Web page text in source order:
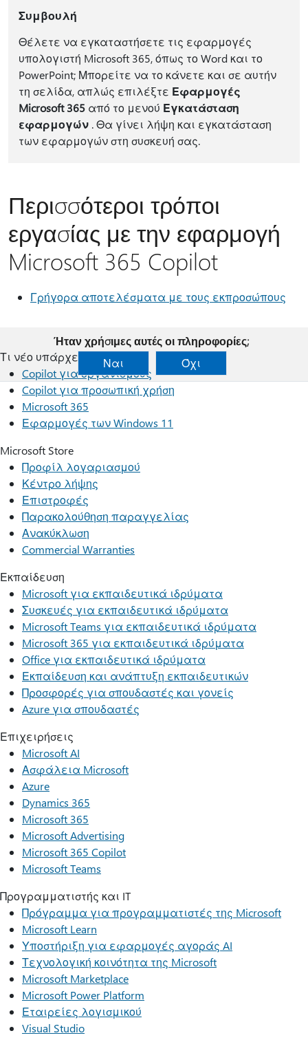
Συμβουλή
Θέλετε να εγκαταστήσετε τις εφαρμογές
υπολογιστή Microsoft 365, όπως το Word και το
PowerPoint; Μπορείτε να το κάνετε και σε αυτήν
τη σελίδα, απλώς επιλέξτε Εφαρμογές
Microsoft 365από το μενού Εγκατάσταση
εφαρμογών. Θα γίνει λήψη και εγκατάσταση
των εφαρμογών στη συσκευή σας.
Περισσότεροι τρόποι
εργασίας με την εφαρμογή
Microsoft 365 Copilot
Γρήγορα αποτελέσματα με τους εκπροσώπους
Ήταν χρήσιμες αυτές οι πληροφορίες;
Ναι
Όχι
Τι νέο υπάρχει
Copilot για οργανισμούς
Copilot για προσωπική χρήση
Microsoft 365
Εφαρμογές των Windows 11
Microsoft Store
Προφίλ λογαριασμού
Κέντρο λήψης
Επιστροφές
Παρακολούθηση παραγγελίας
Ανακύκλωση
Commercial Warranties
Εκπαίδευση
Microsoft για εκπαιδευτικά ιδρύματα
Συσκευές για εκπαιδευτικά ιδρύματα
Microsoft Teams για εκπαιδευτικά ιδρύματα
Microsoft 365 για εκπαιδευτικά ιδρύματα
Office για εκπαιδευτικά ιδρύματα
Εκπαίδευση και ανάπτυξη εκπαιδευτικών
Προσφορές για σπουδαστές και γονείς
Azure για σπουδαστές
Επιχειρήσεις
Microsoft AI
Ασφάλεια Microsoft
Azure
Dynamics 365
Microsoft 365
Microsoft Advertising
Microsoft 365 Copilot
Microsoft Teams
Προγραμματιστής και IT
Πρόγραμμα για προγραμματιστές της Microsoft
Microsoft Learn
Υποστήριξη για εφαρμογές αγοράς AI
Τεχνολογική κοινότητα της Microsoft
Microsoft Marketplace
Microsoft Power Platform
Εταιρείες λογισμικού
Visual Studio